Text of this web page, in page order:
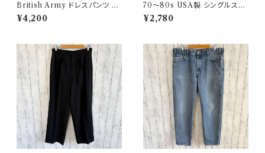
British Army ドレスパンツ イ
ギリス軍 スラックス ミリタリー
パンツ ウールパンツ2
¥4,200
70〜80s USA製 シングルステ
ッチT ヴィンテージTシャツ
¥2,780